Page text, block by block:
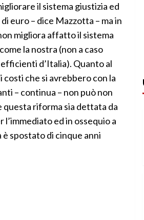
il sistema giustizia ed
euro – dice Mazzotta – ma in
migliora affatto il sistema
la nostra (non a caso
d’Italia). Quanto al
costi che si avrebbero con la
– continua – non può non
riforma sia dettata da
ed in ossequio a
spostato di cinque anni